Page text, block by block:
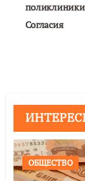
Согласия
ОБЩЕСТВО